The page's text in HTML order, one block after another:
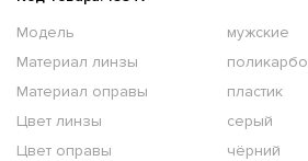
Модель
мужские
Материал линзы
Материал оправы
пластик
Цвет линзы
серый
Цвет оправы
чёрний